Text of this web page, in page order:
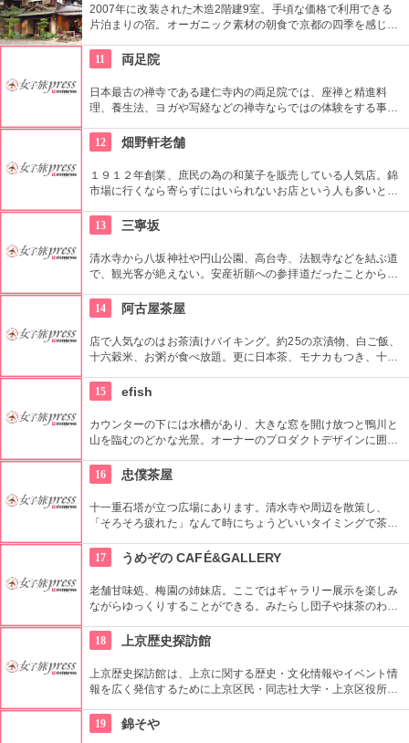
2007年に改装された木造2階建9室。手頃な価格で利用できる
片泊まりの宿。オーガニック素材の朝食で京都の四季を感じな
ク素材を使用。
11 両足院
日本最古の禅寺である建仁寺内の両足院では、座禅と精進料
理、養生法、ヨガや写経などの禅寺ならではの体験をする事が
時しか中に入る事は出来ませんが、体験をすることで京都指定
名勝の庭園や茶室を鑑賞する事も。
12 畑野軒老舗
１９１２年創業、庶民の為の和菓子を販売している人気店。錦
市場に行くなら寄らずにはいられないお店という人も多いと
うや桜餅、お団子やお赤飯など、ちょっと和菓子が食べたいと
いう時に行きたくなる、そんなお店です。
13 三寧坂
清水寺から八坂神社や円山公園、高台寺、法観寺などを結ぶ道
で、観光客が絶えない。安産祈願への参拝道だったことから産
で転ばないようにするといいかも。
14 阿古屋茶屋
店で人気なのはお茶漬けバイキング。約25の京漬物、白ご飯、
十六穀米、お粥が食べ放題。更に日本茶、モナカもつき、十分
15
efish
カウンターの下には水槽があり、大きな窓を開け放つと鴨川と
山を臨むのどかな光景。オーナーのプロダクトデザインに囲ま
16
忠僕茶屋
十一重石塔が立つ広場にあります。清水寺や周辺を散策し、
「そろそろ疲れた」なんて時にちょうどいいタイミングで茶屋
景色を見ながらちょっと休憩しませんか。
17 うめぞの CAFÉ&GALLERY
老舗甘味処、梅園の姉妹店。ここではギャラリー展示を楽しみ
ながらゆっくりすることができる。みたらし団子や抹茶のわら
もある人気店だ。
18 上京歴史探訪館
上京歴史探訪館は、上京に関する歴史・文化情報やイベント情
報を広く発信するために上京区民・同志社大学・上京区役所が
をはじめとする町家が建ち並び、昔の風情が残っている。平成
26年3月30日(日)に閉館することが決まっているので、行くな
19 錦そや